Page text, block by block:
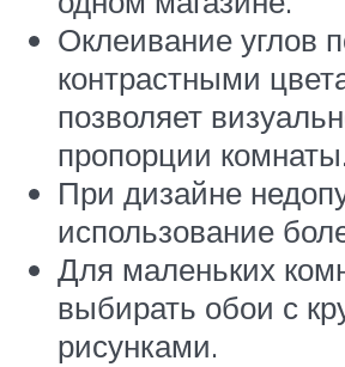
Оклеивание углов
контрастными
позволяет
пропорции комнаты.
При дизайне
использование
Для маленьких
выбирать обои с
рисунками.